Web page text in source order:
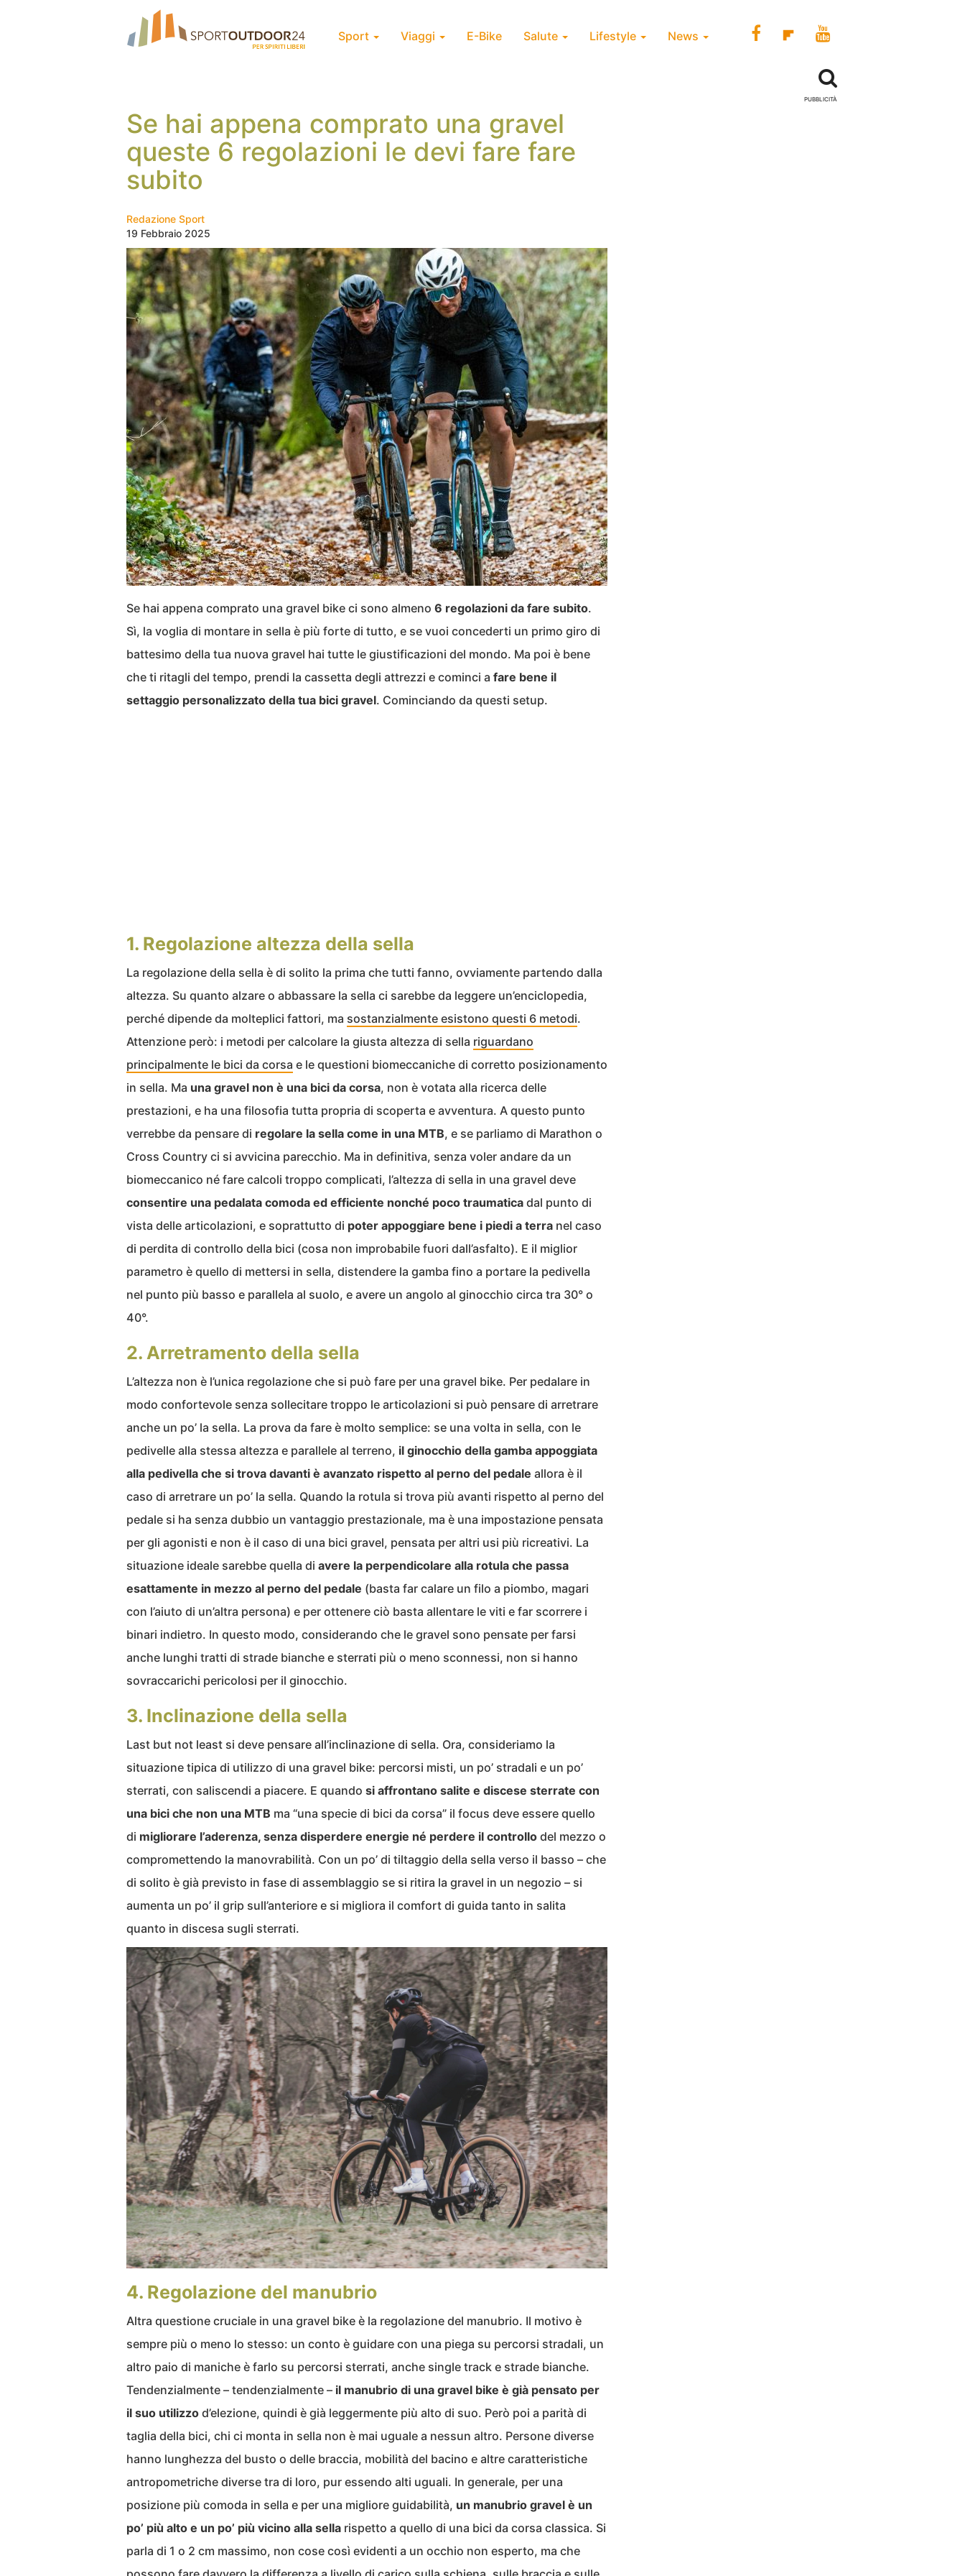
Sport Viaggi E-Bike Salute Lifestyle News
Se hai appena comprato una gravel
queste 6 regolazioni le devi fare fare
subito
Redazione Sport
19 Febbraio 2025
Se hai appena comprato una gravel bike ci sono almeno 6 regolazioni da fare subito.
Sì, la voglia di montare in sella è più forte di tutto, e se vuoi concederti un primo giro di
battesimo della tua nuova gravel hai tutte le giustificazioni del mondo. Ma poi è bene
che ti ritagli del tempo, prendi la cassetta degli attrezzi e cominci a fare bene il
settaggio personalizzato della tua bici gravel. Cominciando da questi setup.
1. Regolazione altezza della sella
La regolazione della sella è di solito la prima che tutti fanno, ovviamente partendo dalla
altezza. Su quanto alzare o abbassare la sella ci sarebbe da leggere un’enciclopedia,
perché dipende da molteplici fattori, ma sostanzialmente esistono questi 6 metodi.
Attenzione però: i metodi per calcolare la giusta altezza di sella riguardano
principalmente le bici da corsa e le questioni biomeccaniche di corretto posizionamento
in sella. Ma una gravel non è una bici da corsa, non è votata alla ricerca delle
prestazioni, e ha una filosofia tutta propria di scoperta e avventura. A questo punto
verrebbe da pensare di regolare la sella come in una MTB, e se parliamo di Marathon o
Cross Country ci si avvicina parecchio. Ma in definitiva, senza voler andare da un
biomeccanico né fare calcoli troppo complicati, l’altezza di sella in una gravel deve
consentire una pedalata comoda ed efficiente nonché poco traumatica dal punto di
vista delle articolazioni, e soprattutto di poter appoggiare bene i piedi a terra nel caso
di perdita di controllo della bici (cosa non improbabile fuori dall’asfalto). E il miglior
parametro è quello di mettersi in sella, distendere la gamba fino a portare la pedivella
nel punto più basso e parallela al suolo, e avere un angolo al ginocchio circa tra 30° o
40°.
2. Arretramento della sella
L’altezza non è l’unica regolazione che si può fare per una gravel bike. Per pedalare in
modo confortevole senza sollecitare troppo le articolazioni si può pensare di arretrare
anche un po’ la sella. La prova da fare è molto semplice: se una volta in sella, con le
pedivelle alla stessa altezza e parallele al terreno, il ginocchio della gamba appoggiata
alla pedivella che si trova davanti è avanzato rispetto al perno del pedale allora è il
caso di arretrare un po’ la sella. Quando la rotula si trova più avanti rispetto al perno del
pedale si ha senza dubbio un vantaggio prestazionale, ma è una impostazione pensata
per gli agonisti e non è il caso di una bici gravel, pensata per altri usi più ricreativi. La
situazione ideale sarebbe quella di avere la perpendicolare alla rotula che passa
esattamente in mezzo al perno del pedale (basta far calare un filo a piombo, magari
con l’aiuto di un’altra persona) e per ottenere ciò basta allentare le viti e far scorrere i
binari indietro. In questo modo, considerando che le gravel sono pensate per farsi
anche lunghi tratti di strade bianche e sterrati più o meno sconnessi, non si hanno
sovraccarichi pericolosi per il ginocchio.
3. Inclinazione della sella
Last but not least si deve pensare all’inclinazione di sella. Ora, consideriamo la
situazione tipica di utilizzo di una gravel bike: percorsi misti, un po’ stradali e un po’
sterrati, con saliscendi a piacere. E quando si affrontano salite e discese sterrate con
una bici che non una MTB ma “una specie di bici da corsa” il focus deve essere quello
di migliorare l’aderenza, senza disperdere energie né perdere il controllo del mezzo o
compromettendo la manovrabilità. Con un po’ di tiltaggio della sella verso il basso – che
di solito è già previsto in fase di assemblaggio se si ritira la gravel in un negozio – si
aumenta un po’ il grip sull’anteriore e si migliora il comfort di guida tanto in salita
quanto in discesa sugli sterrati.
4. Regolazione del manubrio
Altra questione cruciale in una gravel bike è la regolazione del manubrio. Il motivo è
sempre più o meno lo stesso: un conto è guidare con una piega su percorsi stradali, un
altro paio di maniche è farlo su percorsi sterrati, anche single track e strade bianche.
Tendenzialmente – tendenzialmente – il manubrio di una gravel bike è già pensato per
il suo utilizzo d’elezione, quindi è già leggermente più alto di suo. Però poi a parità di
taglia della bici, chi ci monta in sella non è mai uguale a nessun altro. Persone diverse
hanno lunghezza del busto o delle braccia, mobilità del bacino e altre caratteristiche
antropometriche diverse tra di loro, pur essendo alti uguali. In generale, per una
posizione più comoda in sella e per una migliore guidabilità, un manubrio gravel è un
po’ più alto e un po’ più vicino alla sella rispetto a quello di una bici da corsa classica. Si
parla di 1 o 2 cm massimo, non cose così evidenti a un occhio non esperto, ma che
PUBBLICITÀ